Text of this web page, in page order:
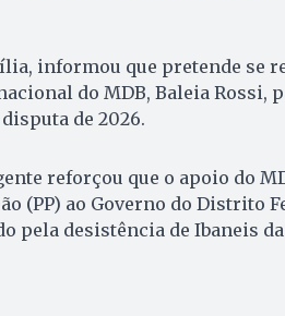
informou que pretende se
do MDB, Baleia Rossi,
de 2026.
reforçou que o apoio do
(PP) ao Governo do Distrito
pela desistência de Ibaneis